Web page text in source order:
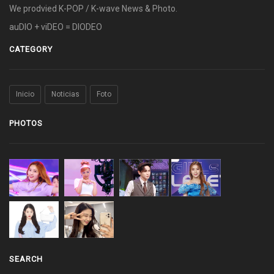
We prodvied K-POP / K-wave News & Photo.
auDIO + viDEO = DIODEO
CATEGORY
Inicio Noticias Foto
PHOTOS
SEARCH